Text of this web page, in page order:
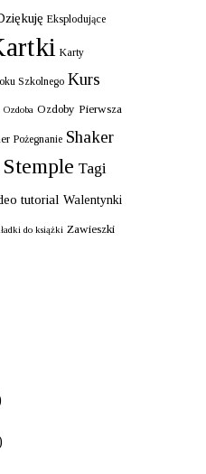
Eksplodujące
Karty
Szkolnego Kurs
Ozdoba Ozdoby Pierwsza
Pożegnanie Shaker
Stemple Tagi
tutorial Walentynki
do książki Zawieszki